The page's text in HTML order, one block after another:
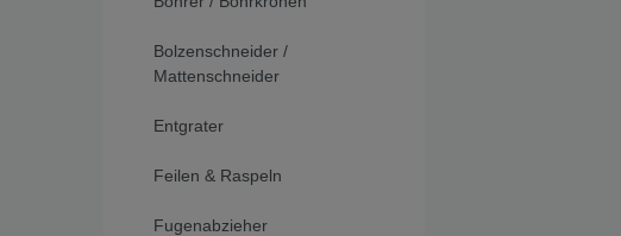
Bolzenschneider /
Mattenschneider
Entgrater
Feilen & Raspeln
Fugenabzieher